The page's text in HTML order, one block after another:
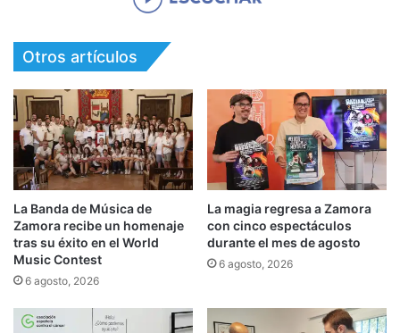
Otros artículos
La Banda de Música de
Zamora recibe un homenaje
tras su éxito en el World
Music Contest
6 agosto, 2026
La magia regresa a Zamora
con cinco espectáculos
durante el mes de agosto
6 agosto, 2026